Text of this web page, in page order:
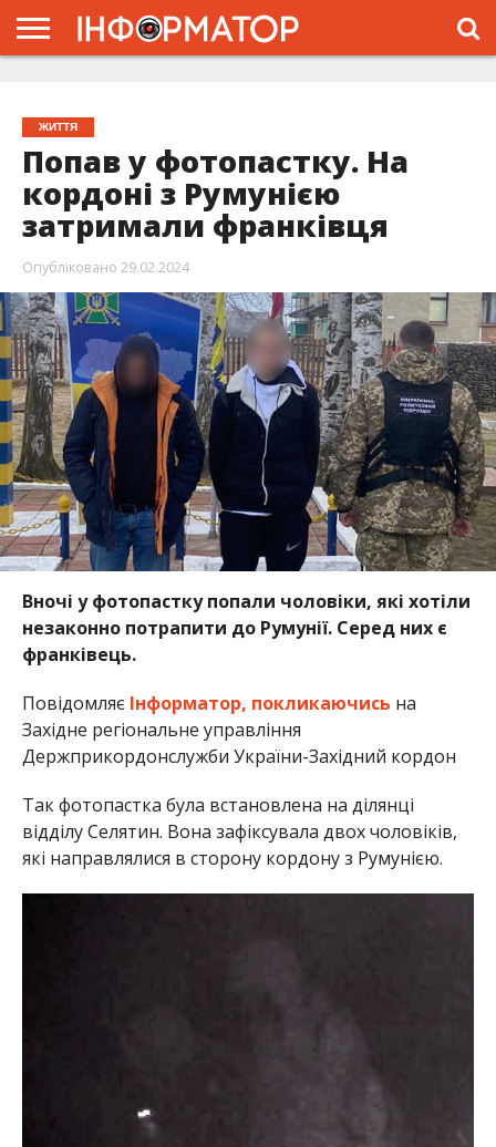
ЖИТТЯ
Попав у фотопастку. На
кордоні з Румунією
затримали франківця
Опубліковано 29.02.2024
Вночі у фотопастку попали чоловіки, які хотіли
незаконно потрапити до Румунії. Серед них є
франківець.
Повідомляє Інформатор, покликаючись на
Західне регіональне управління
Держприкордонслужби України-Західний кордон
Так фотопастка була встановлена на ділянці
відділу Селятин. Вона зафіксувала двох чоловіків,
які направлялися в сторону кордону з Румунією.